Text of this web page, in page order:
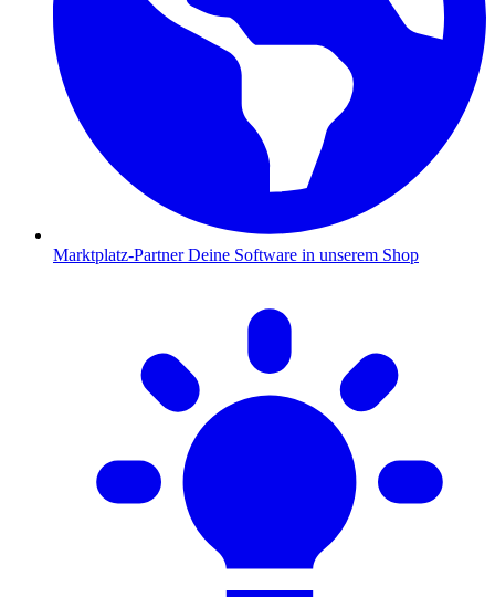
Marktplatz-Partner Deine Software in unserem Shop